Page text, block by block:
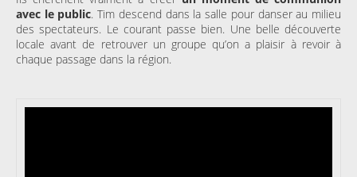
avec le public. Tim descend dans la salle pour danser au milieu
des spectateurs. Le courant passe bien. Une belle découverte
locale avant de retrouver un groupe qu’on a plaisir à revoir à
chaque passage dans la région.